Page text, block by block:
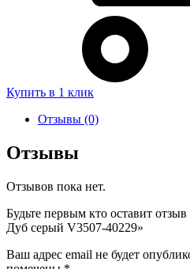
Купить в 1 клик
Отзывы (0)
Отзывы
Отзывов пока нет.
Будьте первым кто оставит
Дуб серый V3507-40229»
Ваш адрес email не будет